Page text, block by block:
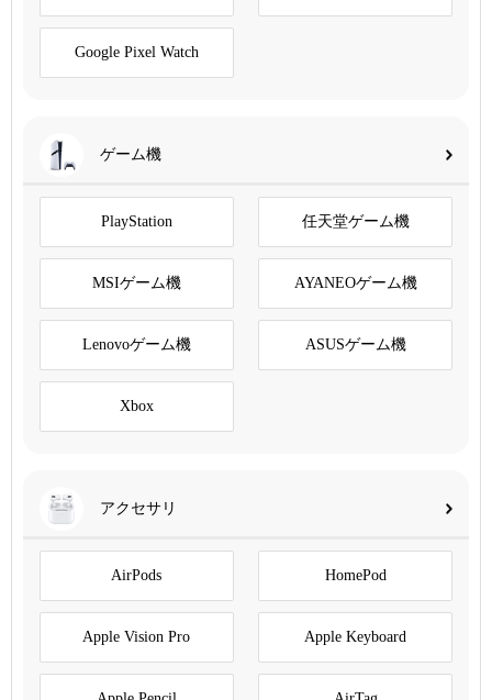
Google Pixel Watch
ゲーム機
PlayStation 任天堂ゲーム機
MSIゲーム機 AYANEOゲーム機
Lenovoゲーム機 ASUSゲーム機
Xbox
アクセサリ
AirPods HomePod
Apple Vision Pro Apple Keyboard